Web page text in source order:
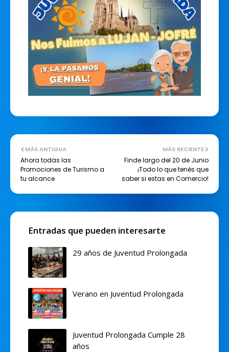
MÁS RECIENTE
Finde largo del 20 de Junio
¡Todo lo que tenés que
saber si estas en Comercio!
MÁS ANTIGUA
Ahora todas las
Promociones de Turismo a
tu alcance
Entradas que pueden interesarte
29 años de Juventud Prolongada
Verano en Juventud Prolongada
Juventud Prolongada Cumple 28
años